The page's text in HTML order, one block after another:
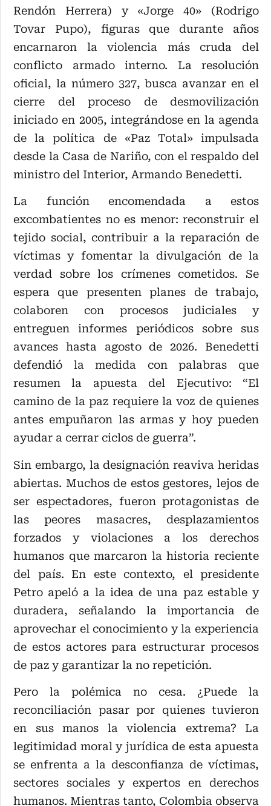
Rendón Herrera) y «Jorge 40» (Rodrigo
Tovar Pupo), figuras que durante años
encarnaron la violencia más cruda del
conflicto armado interno. La resolución
oficial, la número 327, busca avanzar en el
cierre del proceso de desmovilización
iniciado en 2005, integrándose en la agenda
de la política de «Paz Total» impulsada
desde la Casa de Nariño, con el respaldo del
ministro del Interior, Armando Benedetti.
La función encomendada a estos
excombatientes no es menor: reconstruir el
tejido social, contribuir a la reparación de
víctimas y fomentar la divulgación de la
verdad sobre los crímenes cometidos. Se
espera que presenten planes de trabajo,
colaboren con procesos judiciales y
entreguen informes periódicos sobre sus
avances hasta agosto de 2026. Benedetti
defendió la medida con palabras que
resumen la apuesta del Ejecutivo: “El
camino de la paz requiere la voz de quienes
antes empuñaron las armas y hoy pueden
ayudar a cerrar ciclos de guerra”.
Sin embargo, la designación reaviva heridas
abiertas. Muchos de estos gestores, lejos de
ser espectadores, fueron protagonistas de
las peores masacres, desplazamientos
forzados y violaciones a los derechos
humanos que marcaron la historia reciente
del país. En este contexto, el presidente
Petro apeló a la idea de una paz estable y
duradera, señalando la importancia de
aprovechar el conocimiento y la experiencia
de estos actores para estructurar procesos
de paz y garantizar la no repetición.
Pero la polémica no cesa. ¿Puede la
reconciliación pasar por quienes tuvieron
en sus manos la violencia extrema? La
legitimidad moral y jurídica de esta apuesta
se enfrenta a la desconfianza de víctimas,
sectores sociales y expertos en derechos
humanos. Mientras tanto, Colombia observa